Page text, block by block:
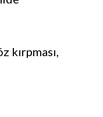
kırpması,